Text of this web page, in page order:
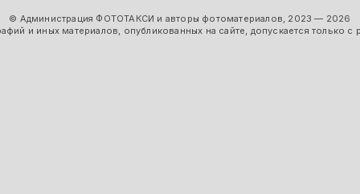
© Администрация ФОТОТАКСИ и авторы фотоматериалов, 2023 — 2026
и иных материалов, опубликованных на сайте, допускается только с